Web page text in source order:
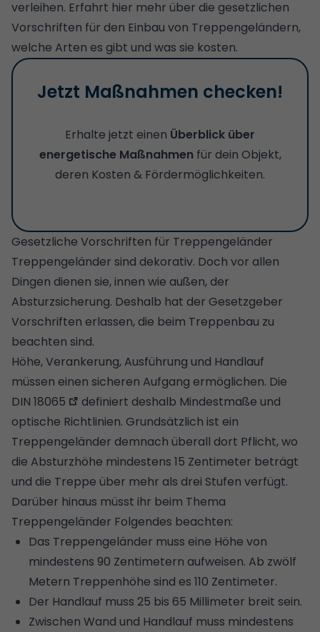
verleihen. Erfahrt hier mehr über die gesetzlichen
Vorschriften für den Einbau von Treppengeländern,
welche Arten es gibt und was sie kosten.
Jetzt Maßnahmen checken!
Erhalte jetzt einen Überblick über
energetische Maßnahmen für dein Objekt,
deren Kosten & Fördermöglichkeiten.
Gesetzliche Vorschriften für Treppengeländer
Treppengeländer sind dekorativ. Doch vor allen
Dingen dienen sie, innen wie außen, der
Absturzsicherung. Deshalb hat der Gesetzgeber
Vorschriften erlassen, die beim Treppenbau zu
beachten sind.
Höhe, Verankerung, Ausführung und Handlauf
müssen einen sicheren Aufgang ermöglichen. Die
DIN 18065
definiert deshalb Mindestmaße und
optische Richtlinien. Grundsätzlich ist ein
Treppengeländer demnach überall dort Pflicht, wo
die Absturzhöhe mindestens 15 Zentimeter beträgt
und die Treppe über mehr als drei Stufen verfügt.
Darüber hinaus müsst ihr beim Thema
Treppengeländer Folgendes beachten:
Das Treppengeländer muss eine Höhe von
mindestens 90 Zentimetern aufweisen. Ab zwölf
Metern Treppenhöhe sind es 110 Zentimeter.
Der Handlauf muss 25 bis 65 Millimeter breit sein.
Zwischen Wand und Handlauf muss mindestens